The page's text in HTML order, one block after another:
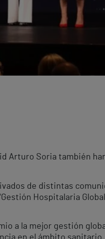
Arturo Soria también
de distintas
Hospitalaria
a la mejor gestión